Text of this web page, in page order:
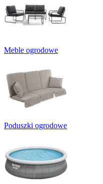
Meble ogrodowe
Poduszki ogrodowe